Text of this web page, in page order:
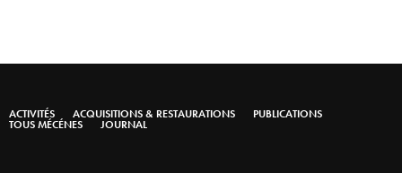
ACTIVITÉS ACQUISITIONS & RESTAURATIONS PUBLICATIONS
TOUS MÉCÉNES JOURNAL